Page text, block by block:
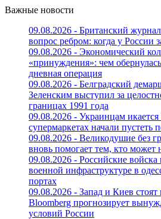
Важные новости
09.08.2026 - Британский
вопрос ребром: когда у России
09.08.2026 - Экономический
«принуждения»: чем
дневная операция
09.08.2026 - Белградский
Зеленским выступил за
границах 1991 года
09.08.2026 - Украинцам
супермаркетах начали пустеть
09.08.2026 - Великодушие без
вновь помогает тем, кто может
09.08.2026 - Российские
военной инфраструктуре в
портах
09.08.2026 - Запад и Киев
Bloomberg прогнозирует
условий России